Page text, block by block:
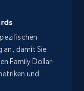
and
an, damit Sie
Family Dollar-
und